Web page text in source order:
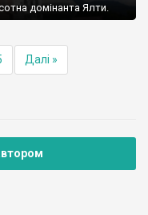
домінанта Ялти.
Далі »